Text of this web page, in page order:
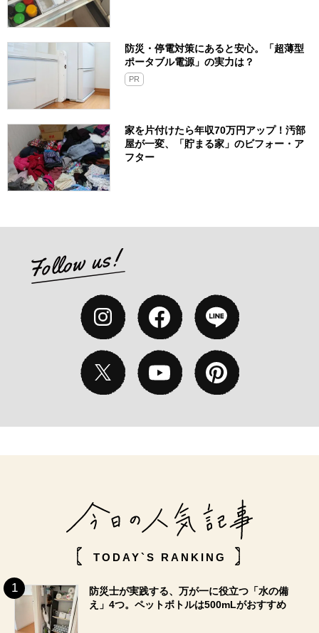
防災・停電対策にあると安心。「超薄型
ポータブル電源」の実力は？​
PR
家を片付けたら年収70万円アップ！汚部
屋が一変、「貯まる家」のビフォー・ア
フター
TODAY`S RANKING
防災士が実践する、万が一に役立つ「水の備
え」4つ。ペットボトルは500mLがおすすめ